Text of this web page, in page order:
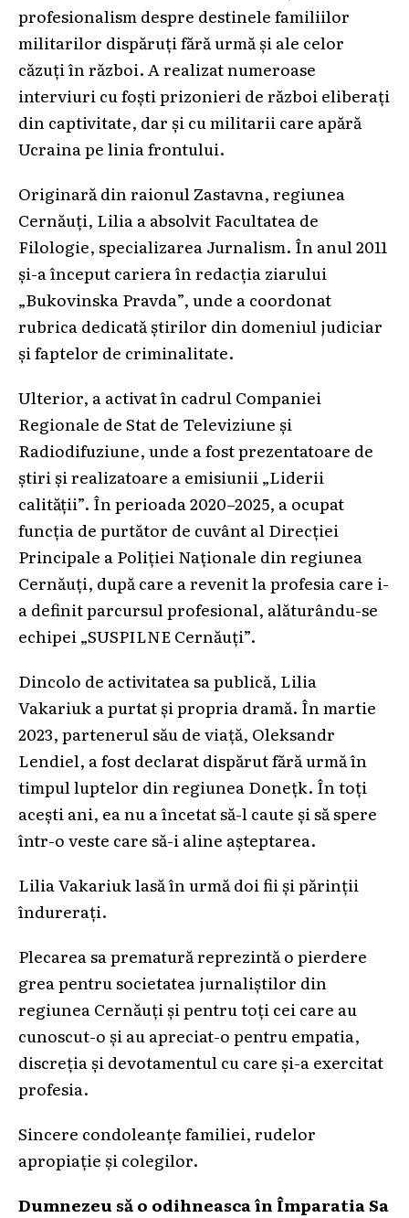
profesionalism despre destinele familiilor
militarilor dispăruți fără urmă și ale celor
căzuți în război. A realizat numeroase
interviuri cu foști prizonieri de război eliberați
din captivitate, dar și cu militarii care apără
Ucraina pe linia frontului.
Originară din raionul Zastavna, regiunea
Cernăuți, Lilia a absolvit Facultatea de
Filologie, specializarea Jurnalism. În anul 2011
și-a început cariera în redacția ziarului
„Bukovinska Pravda”, unde a coordonat
rubrica dedicată știrilor din domeniul judiciar
și faptelor de criminalitate.
Ulterior, a activat în cadrul Companiei
Regionale de Stat de Televiziune și
Radiodifuziune, unde a fost prezentatoare de
știri și realizatoare a emisiunii „Liderii
calității”. În perioada 2020–2025, a ocupat
funcția de purtător de cuvânt al Direcției
Principale a Poliției Naționale din regiunea
Cernăuți, după care a revenit la profesia care i-
a definit parcursul profesional, alăturându-se
echipei „SUSPILNE Cernăuți”.
Dincolo de activitatea sa publică, Lilia
Vakariuk a purtat și propria dramă. În martie
2023, partenerul său de viață, Oleksandr
Lendiel, a fost declarat dispărut fără urmă în
timpul luptelor din regiunea Donețk. În toți
acești ani, ea nu a încetat să-l caute și să spere
într-o veste care să-i aline așteptarea.
Lilia Vakariuk lasă în urmă doi fii și părinții
îndurerați.
Plecarea sa prematură reprezintă o pierdere
grea pentru societatea jurnaliștilor din
regiunea Cernăuți și pentru toți cei care au
cunoscut-o și au apreciat-o pentru empatia,
discreția și devotamentul cu care și-a exercitat
profesia.
Sincere condoleanțe familiei, rudelor
apropiație și colegilor.
Dumnezeu să o odihneasca în Împaratia Sa